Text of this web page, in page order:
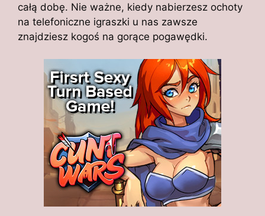
całą dobę. Nie ważne, kiedy nabierzesz ochoty
na telefoniczne igraszki u nas zawsze
znajdziesz kogoś na gorące pogawędki.